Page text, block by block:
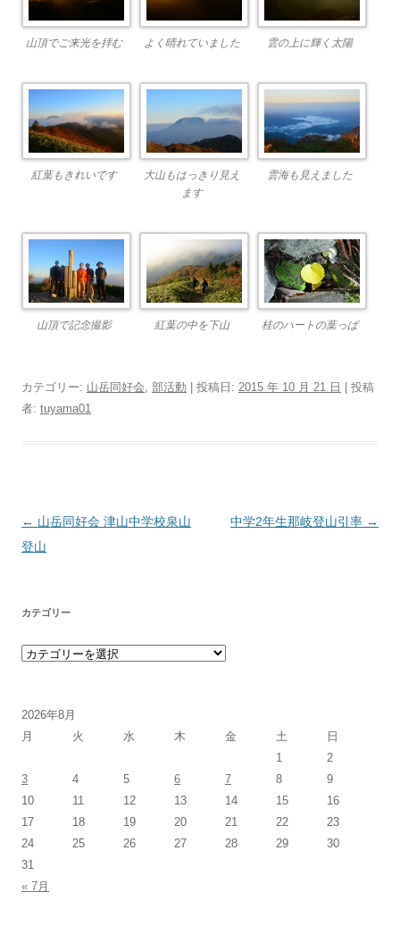
山頂でご来光を拝む よく晴れていました 雲の上に輝く太陽
紅葉もきれいです
大山もはっきり見え
ます
雲海も見えました
山頂で記念撮影 紅葉の中を下山 桂のハートの葉っぱ
カテゴリー: 山岳同好会, 部活動 | 投稿日: 2015 年 10 月 21 日
投稿
者: tuyama01
投稿ナビゲーション
← 山岳同好会 津山中学校泉山
登山
中学2年生那岐登山引率 →
カテゴリー
カテゴリー
2026年8月
月
火 水 木 金 土 日
« 7月
1
2
3
4 5 6 7 8
9
10
11 12 13 14 15
16
17
18 19 20 21 22
23
24
25 26 27 28 29
30
31